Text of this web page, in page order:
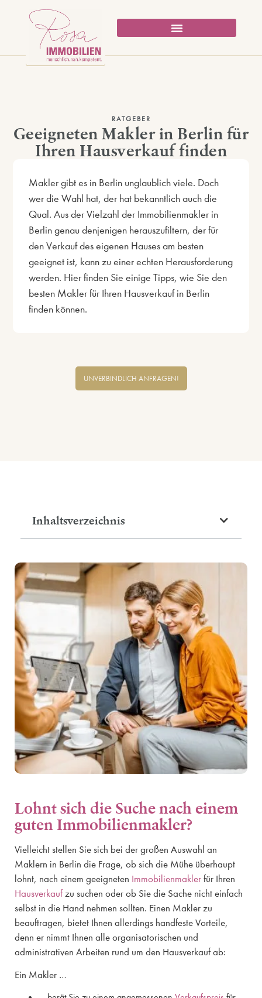
RATGEBER
Geeigneten Makler in Berlin für
Ihren Hausverkauf finden
Makler gibt es in Berlin unglaublich viele. Doch
wer die Wahl hat, der hat bekanntlich auch die
Qual. Aus der Vielzahl der Immobilienmakler in
Berlin genau denjenigen herauszufiltern, der für
den Verkauf des eigenen Hauses am besten
geeignet ist, kann zu einer echten Herausforderung
werden. Hier finden Sie einige Tipps, wie Sie den
besten Makler für Ihren Hausverkauf in Berlin
finden können.
UNVERBINDLICH ANFRAGEN!
Lohnt sich die Suche nach einem
guten Immobilienmakler?
Vielleicht stellen Sie sich bei der großen Auswahl an
Maklern in Berlin die Frage, ob sich die Mühe überhaupt
lohnt, nach einem geeigneten Immobilienmakler für Ihren
Hausverkaufzu suchen oder ob Sie die Sache nicht einfach
selbst in die Hand nehmen sollten. Einen Makler zu
beauftragen, bietet Ihnen allerdings handfeste Vorteile,
denn er nimmt Ihnen alle organisatorischen und
administrativen Arbeiten rund um den Hausverkauf ab:
Ein Makler …
Inhaltsverzeichnis